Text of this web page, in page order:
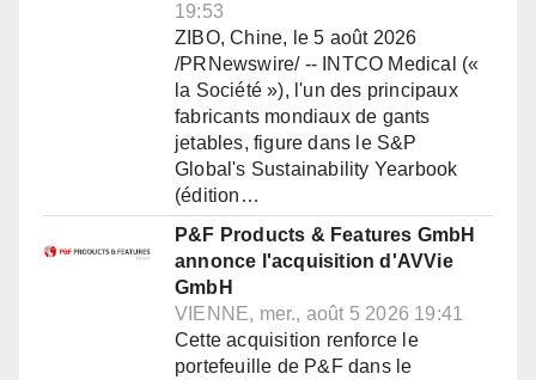
19:53
ZIBO, Chine, le 5 août 2026
/PRNewswire/ -- INTCO Medical («
la Société »), l'un des principaux
fabricants mondiaux de gants
jetables, figure dans le S&P
Global's Sustainability Yearbook
(édition…
P&F Products & Features GmbH
annonce l'acquisition d'AVVie
GmbH
VIENNE, mer., août 5 2026 19:41
Cette acquisition renforce le
portefeuille de P&F dans le